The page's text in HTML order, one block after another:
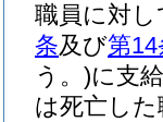
職員に対
条及び第
う。)に支
は死亡した